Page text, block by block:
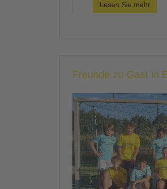
Lesen Sie mehr
Freunde zu Gast in